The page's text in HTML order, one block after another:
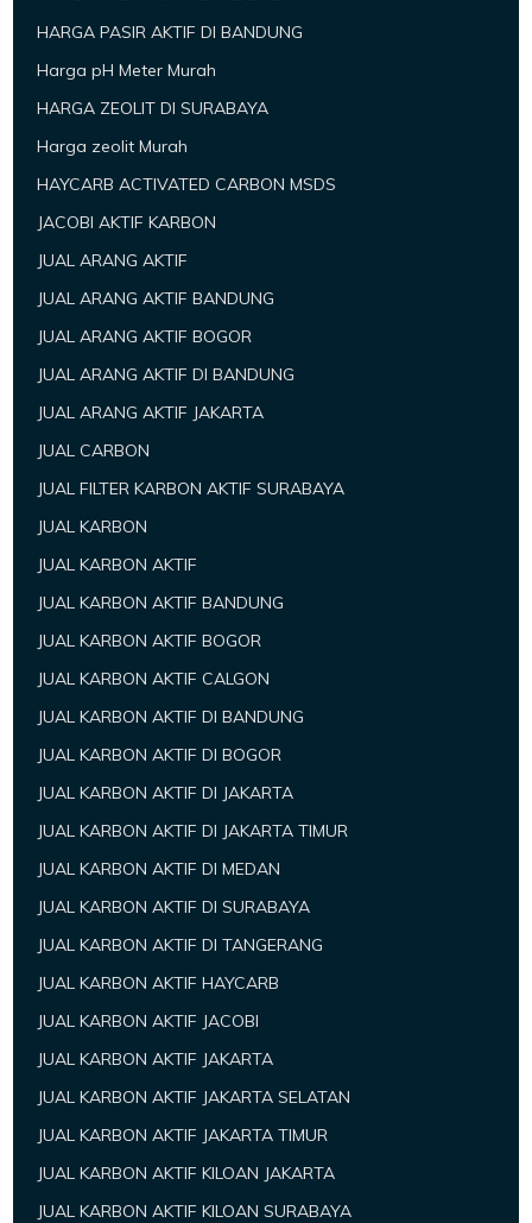
HARGA PASIR AKTIF DI BANDUNG
Harga pH Meter Murah
HARGA ZEOLIT DI SURABAYA
Harga zeolit Murah
HAYCARB ACTIVATED CARBON MSDS
JACOBI AKTIF KARBON
JUAL ARANG AKTIF
JUAL ARANG AKTIF BANDUNG
JUAL ARANG AKTIF BOGOR
JUAL ARANG AKTIF DI BANDUNG
JUAL ARANG AKTIF JAKARTA
JUAL CARBON
JUAL FILTER KARBON AKTIF SURABAYA
JUAL KARBON
JUAL KARBON AKTIF
JUAL KARBON AKTIF BANDUNG
JUAL KARBON AKTIF BOGOR
JUAL KARBON AKTIF CALGON
JUAL KARBON AKTIF DI BANDUNG
JUAL KARBON AKTIF DI BOGOR
JUAL KARBON AKTIF DI JAKARTA
JUAL KARBON AKTIF DI JAKARTA TIMUR
JUAL KARBON AKTIF DI MEDAN
JUAL KARBON AKTIF DI SURABAYA
JUAL KARBON AKTIF DI TANGERANG
JUAL KARBON AKTIF HAYCARB
JUAL KARBON AKTIF JACOBI
JUAL KARBON AKTIF JAKARTA
JUAL KARBON AKTIF JAKARTA SELATAN
JUAL KARBON AKTIF JAKARTA TIMUR
JUAL KARBON AKTIF KILOAN JAKARTA
JUAL KARBON AKTIF KILOAN SURABAYA